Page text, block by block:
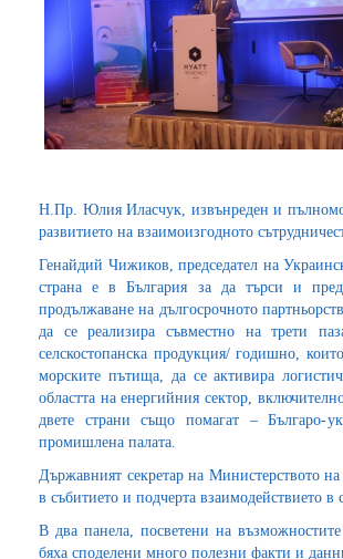
Н.Пр. Юлия Иласчук, извънреден и
развитието на взаимоизгодното
Генайдий Чижиков, председател на
страна е в България за да търси и
продължаване на дългосрочното
да се реализира съвместно на трети
селскостопанска продукция/ годишно,
морските пътища, да се активира
областта на енергийния сектор,
двете страни също помагат – Българо-
промишлена палата.
Държавният секретар на Министерството
в събитието и подчерта взаимодействието в
В два панела, посветени на
бяха споделени много полезни факти и